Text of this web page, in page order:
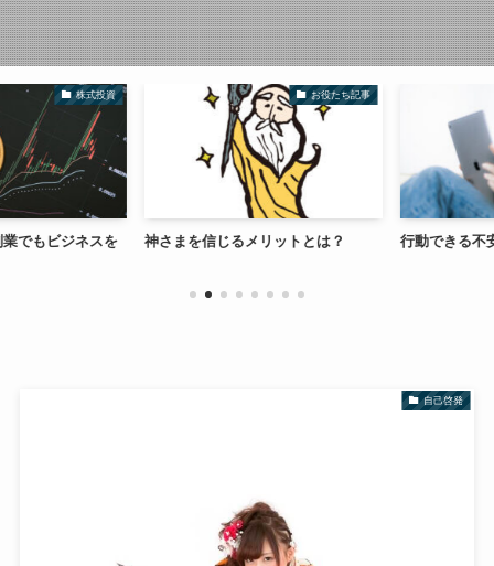
株式投資
もビジネスを
お役たち記事
神さまを信じるメリットとは？ 行動できる不安
自己啓発